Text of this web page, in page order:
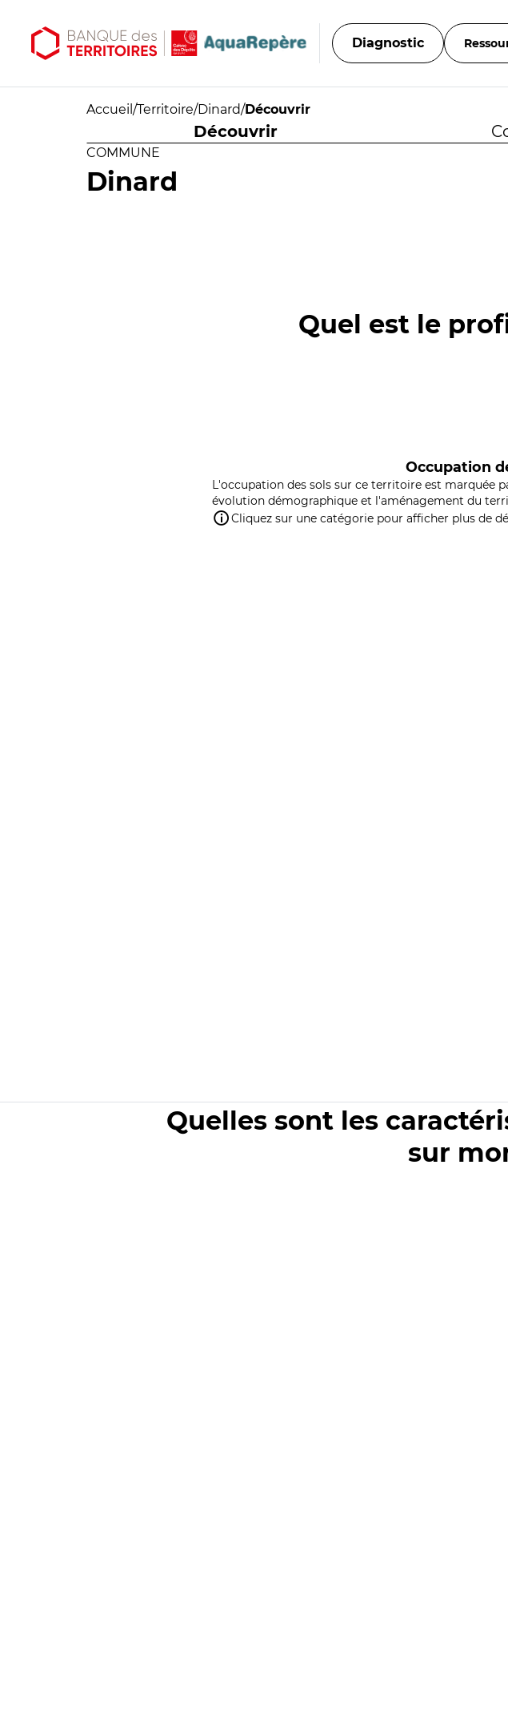
Diagnostic
Accueil /Territoire/Dinard/Découvrir
Découvrir
COMMUNE
Dinard
Quel est le
Occupation
L'occupation des sols sur ce territoire est marquée
évolution démographique et l'aménagement du
Cliquez sur une catégorie pour afficher plus de
Quelles sont les
sur